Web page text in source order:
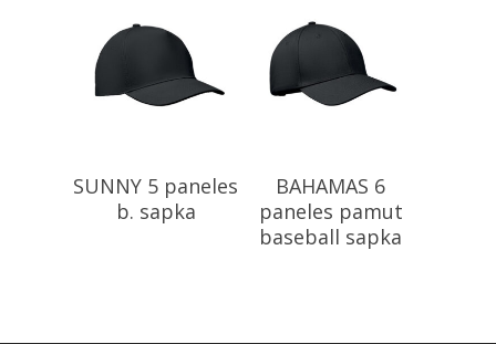
Tovább Olvasom
SUNNY 5 paneles
b. sapka
Tovább Olvasom
BAHAMAS 6
paneles pamut
baseball sapka